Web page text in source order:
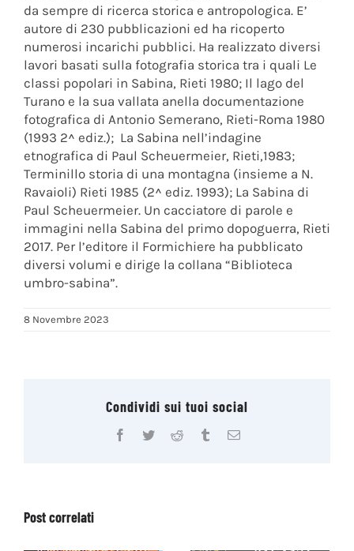
da sempre di ricerca storica e antropologica. E’
autore di 230 pubblicazioni ed ha ricoperto
numerosi incarichi pubblici. Ha realizzato diversi
lavori basati sulla fotografia storica tra i quali Le
classi popolari in Sabina, Rieti 1980; Il lago del
Turano e la sua vallata anella documentazione
fotografica di Antonio Semerano, Rieti-Roma 1980
(1993 2^ ediz.); La Sabina nell’indagine
etnografica di Paul Scheuermeier, Rieti,1983;
Terminillo storia di una montagna (insieme a N.
Ravaioli) Rieti 1985 (2^ ediz. 1993); La Sabina di
Paul Scheuermeier. Un cacciatore di parole e
immagini nella Sabina del primo dopoguerra, Rieti
2017. Per l’editore il Formichiere ha pubblicato
diversi volumi e dirige la collana “Biblioteca
umbro-sabina”.
8 Novembre 2023
Condividi sui tuoi social
Facebook
TwitterReddit TumblrEmail
Post correlati